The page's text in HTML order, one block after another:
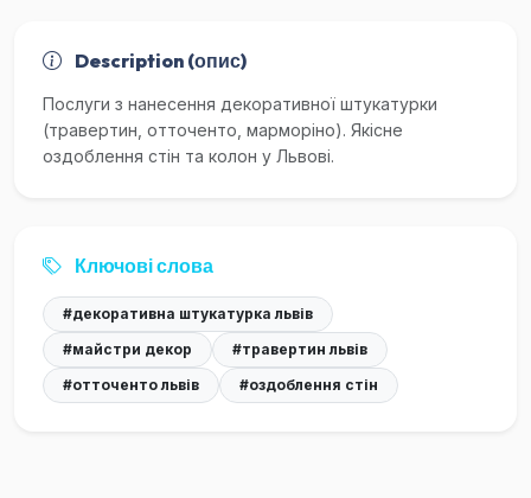
Description (опис)
Послуги з нанесення декоративної штукатурки
(травертин, отточенто, марморіно). Якісне
оздоблення стін та колон у Львові.
Ключові слова
#декоративна штукатурка львів
#майстри декор
#травертин львів
#отточенто львів
#оздоблення стін